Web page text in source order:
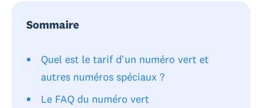
Sommaire
Quel est le tarif d'un numéro vert et
autres numéros spéciaux ?
Le FAQ du numéro vert